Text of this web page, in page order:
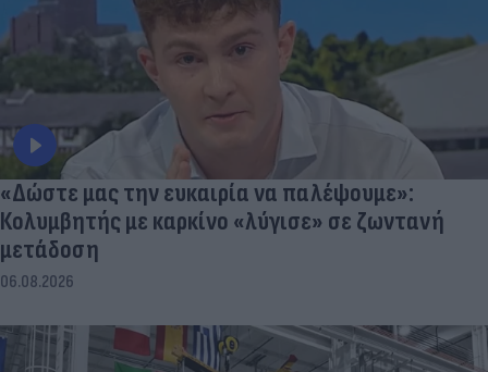
«Δώστε μας την ευκαιρία να παλέψουμε»:
Κολυμβητής με καρκίνο «λύγισε» σε ζωντανή
μετάδοση
06.08.2026